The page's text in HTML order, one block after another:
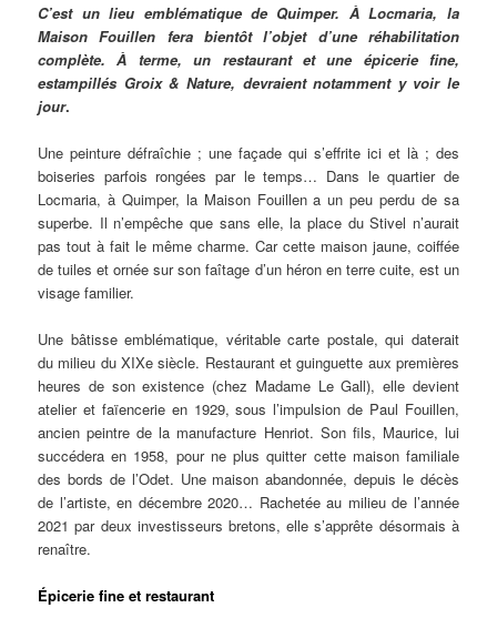
C’est un lieu emblématique de Quimper. À Locmaria, la
Maison Fouillen fera bientôt l’objet d’une réhabilitation
complète. À terme, un restaurant et une épicerie fine,
estampillés Groix & Nature, devraient notamment y voir le
jour.
Une peinture défraîchie ; une façade qui s’effrite ici et là ; des
boiseries parfois rongées par le temps… Dans le quartier de
Locmaria, à Quimper, la Maison Fouillen a un peu perdu de sa
superbe. Il n’empêche que sans elle, la place du Stivel n’aurait
pas tout à fait le même charme. Car cette maison jaune, coiffée
de tuiles et ornée sur son faîtage d’un héron en terre cuite, est un
visage familier.
Une bâtisse emblématique, véritable carte postale, qui daterait
du milieu du XIXe siècle. Restaurant et guinguette aux premières
heures de son existence (chez Madame Le Gall), elle devient
atelier et faïencerie en 1929, sous l’impulsion de Paul Fouillen,
ancien peintre de la manufacture Henriot. Son fils, Maurice, lui
succédera en 1958, pour ne plus quitter cette maison familiale
des bords de l’Odet. Une maison abandonnée, depuis le décès
de l’artiste, en décembre 2020… Rachetée au milieu de l’année
2021 par deux investisseurs bretons, elle s’apprête désormais à
renaître.
Épicerie fine et restaurant